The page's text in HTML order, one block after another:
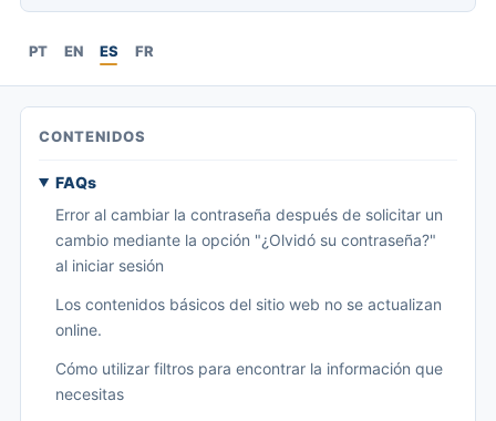
PT EN ES FR
CONTENIDOS
FAQs
Error al cambiar la contraseña después de solicitar un
cambio mediante la opción "¿Olvidó su contraseña?"
al iniciar sesión
Los contenidos básicos del sitio web no se actualizan
online.
Cómo utilizar filtros para encontrar la información que
necesitas